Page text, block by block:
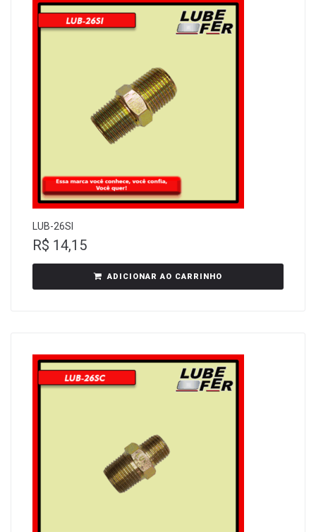
LUB-26SI
R$ 14,15
ADICIONAR AO CARRINHO